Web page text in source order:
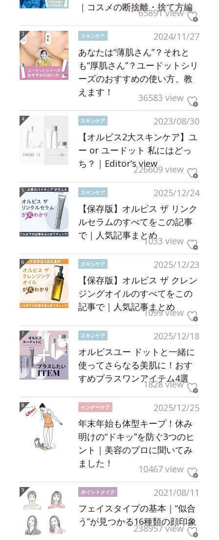
｜コスメの断捨離・捨て方編
65891 view
2024/11/27
スキンケア
あなたは“薄肌さん”？それと
も“厚肌さん”？ユードットシリ
ーズのおすすめの使い方、教
えます！
36583 view
2023/08/30
スキンケア
【オルビス2大スキンケア】ユ
ー or ユードット 私にはどっ
ち？｜Editor’s view226609 view
2025/12/24
スキンケア
【保存版】オルビス ザ リンク
ルセラムのすべてをこの記事
で｜人気記事まとめ1033 view
2025/12/23
スキンケア
【保存版】オルビス ザ クレン
ジングオイルのすべてをこの
記事で｜人気記事まとめ
1099 view
2025/12/18
スキンケア
オルビスユー ドットと一緒に
使ってさらなる美肌に！おす
すめプラスワンアイテム4選
1828 view
2025/12/25
インナーケア
年末年始も体型キープ！休み
明けの“ドキッ”を防ぐ3つのヒ
ント｜美容のプロに聞いてみ
ました！
10467 view
2021/08/11
ポイントメイク
フェイスタイプの基本｜“似合
う”が見つかる16種類の顔印象
238957 view